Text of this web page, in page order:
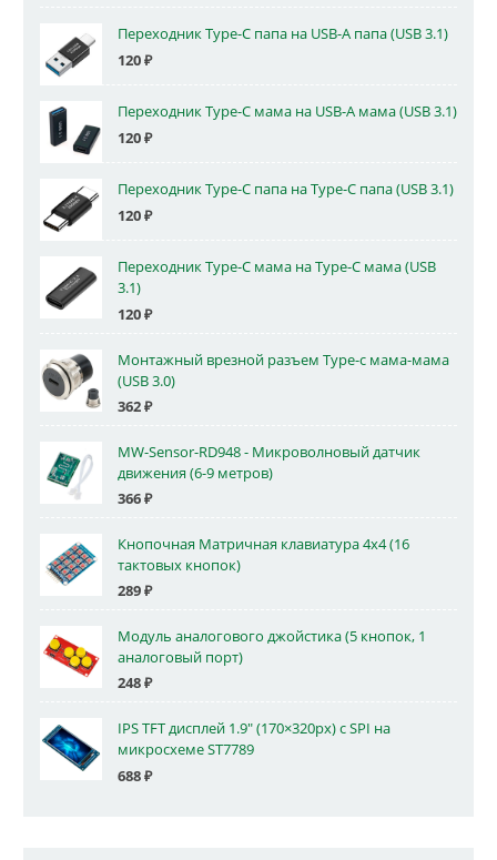
Переходник Type-C папа на USB-A папа (USB 3.1)
120₽
Переходник Type-C мама на USB-A мама (USB 3.1)
120₽
Переходник Type-C папа на Type-C папа (USB 3.1)
120₽
Переходник Type-C мама на Type-C мама (USB
3.1)
120₽
Монтажный врезной разъем Type-c мама-мама
(USB 3.0)
362₽
MW-Sensor-RD948 - Микроволновый датчик
движения (6-9 метров)
366₽
Кнопочная Матричная клавиатура 4x4 (16
тактовых кнопок)
289₽
Модуль аналогового джойстика (5 кнопок, 1
аналоговый порт)
248₽
IPS TFT дисплей 1.9" (170×320px) с SPI на
микросхеме ST7789
688₽